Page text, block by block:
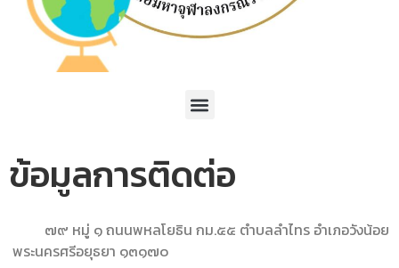
ข้อมูลการติดต่อ
๗๙ หมู่ ๑ ถนนพหลโยธิน กม.๕๕ ตำบลลำไทร อำเภอวังน้อย
พระนครศรีอยุธยา ๑๓๑๗๐